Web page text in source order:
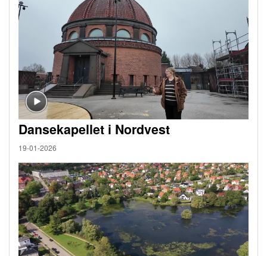
Dansekapellet i Nordvest
19-01-2026